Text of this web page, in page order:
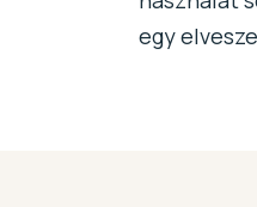
egy